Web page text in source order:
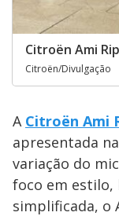
Citroën Ami
Citroën/Divulgação
A Citroën Ami
apresentada
variação do
foco em estilo,
simplificada, o